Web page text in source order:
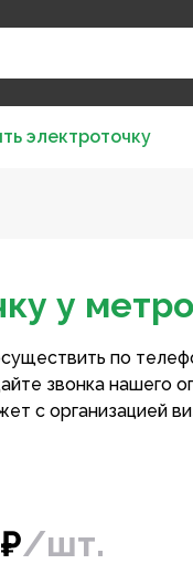
электроточку
у
по
звонка нашего
с организацией
₽/шт.